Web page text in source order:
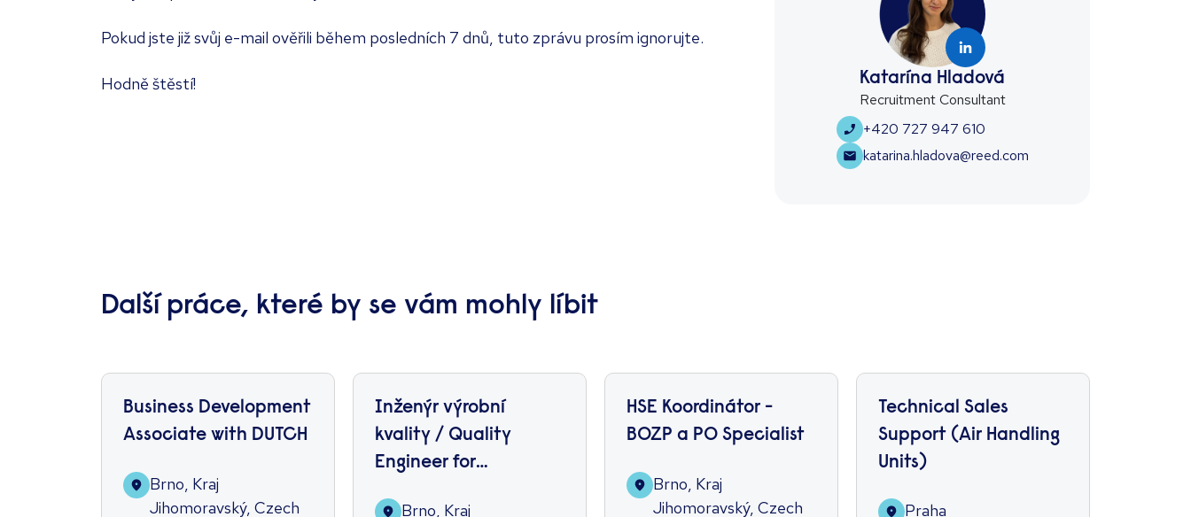
Pokud jste již svůj e-mail ověřili během posledních 7 dnů, tuto zprávu prosím ignorujte.
Hodně štěstí!
Katarína Hladová
Recruitment Consultant
+420 727 947 610
katarina.hladova@reed.com
Další práce, které by se vám mohly líbit
Business Development
Associate with DUTCH
Brno, Kraj
Jihomoravský, Czech
Inženýr výrobní
kvality / Quality
Engineer for
Brno, Kraj
HSE Koordinátor -
BOZP a PO Specialist
Brno, Kraj
Jihomoravský, Czech
Technical Sales
Support (Air Handling
Units)
Praha